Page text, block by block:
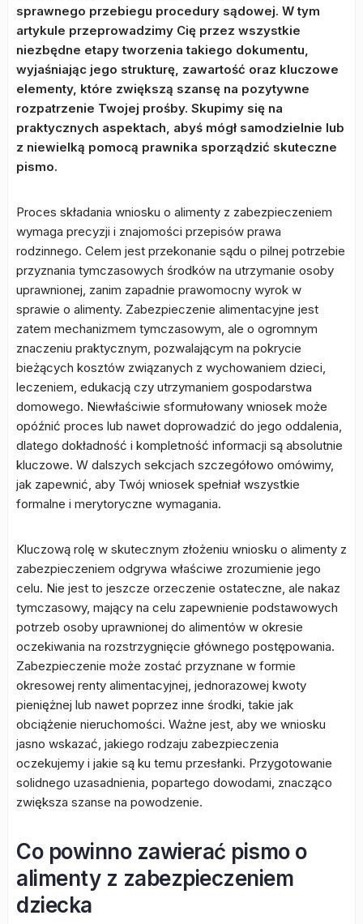
sprawnego przebiegu procedury sądowej. W tym
artykule przeprowadzimy Cię przez wszystkie
niezbędne etapy tworzenia takiego dokumentu,
wyjaśniając jego strukturę, zawartość oraz kluczowe
elementy, które zwiększą szansę na pozytywne
rozpatrzenie Twojej prośby. Skupimy się na
praktycznych aspektach, abyś mógł samodzielnie lub
z niewielką pomocą prawnika sporządzić skuteczne
pismo.
Proces składania wniosku o alimenty z zabezpieczeniem
wymaga precyzji i znajomości przepisów prawa
rodzinnego. Celem jest przekonanie sądu o pilnej potrzebie
przyznania tymczasowych środków na utrzymanie osoby
uprawnionej, zanim zapadnie prawomocny wyrok w
sprawie o alimenty. Zabezpieczenie alimentacyjne jest
zatem mechanizmem tymczasowym, ale o ogromnym
znaczeniu praktycznym, pozwalającym na pokrycie
bieżących kosztów związanych z wychowaniem dzieci,
leczeniem, edukacją czy utrzymaniem gospodarstwa
domowego. Niewłaściwie sformułowany wniosek może
opóźnić proces lub nawet doprowadzić do jego oddalenia,
dlatego dokładność i kompletność informacji są absolutnie
kluczowe. W dalszych sekcjach szczegółowo omówimy,
jak zapewnić, aby Twój wniosek spełniał wszystkie
formalne i merytoryczne wymagania.
Kluczową rolę w skutecznym złożeniu wniosku o alimenty z
zabezpieczeniem odgrywa właściwe zrozumienie jego
celu. Nie jest to jeszcze orzeczenie ostateczne, ale nakaz
tymczasowy, mający na celu zapewnienie podstawowych
potrzeb osoby uprawnionej do alimentów w okresie
oczekiwania na rozstrzygnięcie głównego postępowania.
Zabezpieczenie może zostać przyznane w formie
okresowej renty alimentacyjnej, jednorazowej kwoty
pieniężnej lub nawet poprzez inne środki, takie jak
obciążenie nieruchomości. Ważne jest, aby we wniosku
jasno wskazać, jakiego rodzaju zabezpieczenia
oczekujemy i jakie są ku temu przesłanki. Przygotowanie
solidnego uzasadnienia, popartego dowodami, znacząco
zwiększa szanse na powodzenie.
Co powinno zawierać pismo o
alimenty z zabezpieczeniem
dziecka